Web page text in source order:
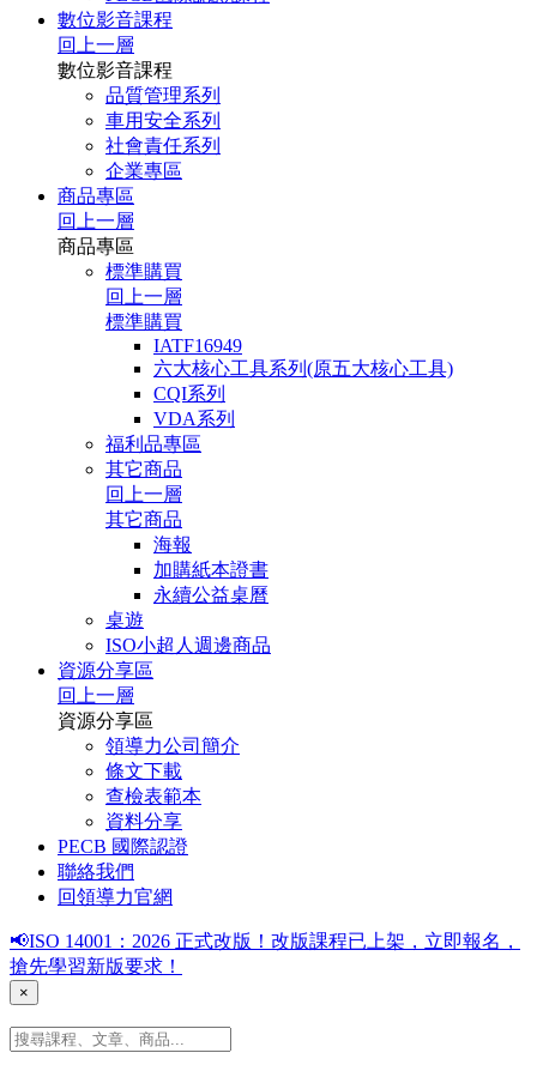
數位影音課程
回上一層
數位影音課程
品質管理系列
車用安全系列
社會責任系列
企業專區
商品專區
回上一層
商品專區
標準購買
回上一層
標準購買
IATF16949
六大核心工具系列(原五大核心工具)
CQI系列
VDA系列
福利品專區
其它商品
回上一層
其它商品
海報
加購紙本證書
永續公益桌曆
桌遊
ISO小超人週邊商品
資源分享區
回上一層
資源分享區
領導力公司簡介
條文下載
查檢表範本
資料分享
PECB 國際認證
聯絡我們
回領導力官網
📢ISO 14001：2026 正式改版！改版課程已上架，立即報名，
搶先學習新版要求！
×